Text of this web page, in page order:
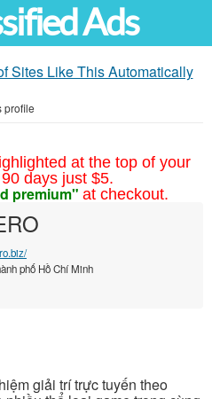
Ads
Sites Like This Automatically
profile
at the top of your
days just $5.
premium" at checkout.
phố Hồ Chí Minh
giải trí trực tuyến theo